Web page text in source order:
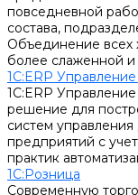
повседневной
состава,
Объединение всех
более слаженной
1С:ERP
1С:ERP
решение для
систем
предприятий с
практик
1С:Розница
Современную